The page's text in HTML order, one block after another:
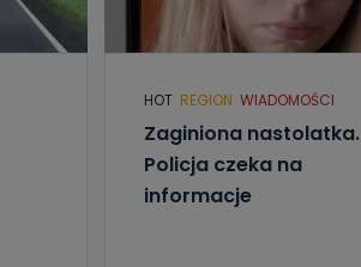
Wolności
od
żądania
HOT REGION WIADOMOŚCI
Zaginiona nastolatka.
Policja czeka na
informacje